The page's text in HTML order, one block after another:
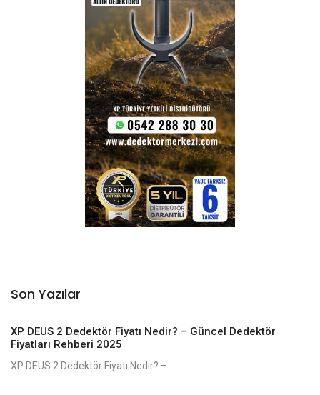
Son Yazılar
XP DEUS 2 Dedektör Fiyatı Nedir? – Güncel Dedektör
Fiyatları Rehberi 2025
XP DEUS 2 Dedektör Fiyatı Nedir? –...